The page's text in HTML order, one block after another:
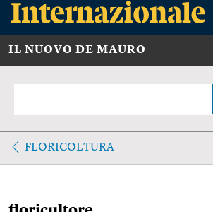
IL NUOVO DE MAURO
FLORICOLTURA